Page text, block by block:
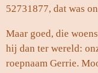
52731877, dat was
Maar goed, die
hij dan ter wereld:
roepnaam Gerrie.